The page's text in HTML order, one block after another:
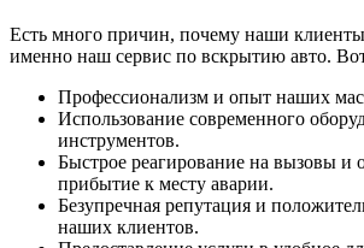
Есть много причин, почему наши
именно наш сервис по вскрытию авто.
Профессионализм и опыт наших
Использование современного
инструментов.
Быстрое реагирование на вызовы и
прибытие к месту аварии.
Безупречная репутация и
наших клиентов.